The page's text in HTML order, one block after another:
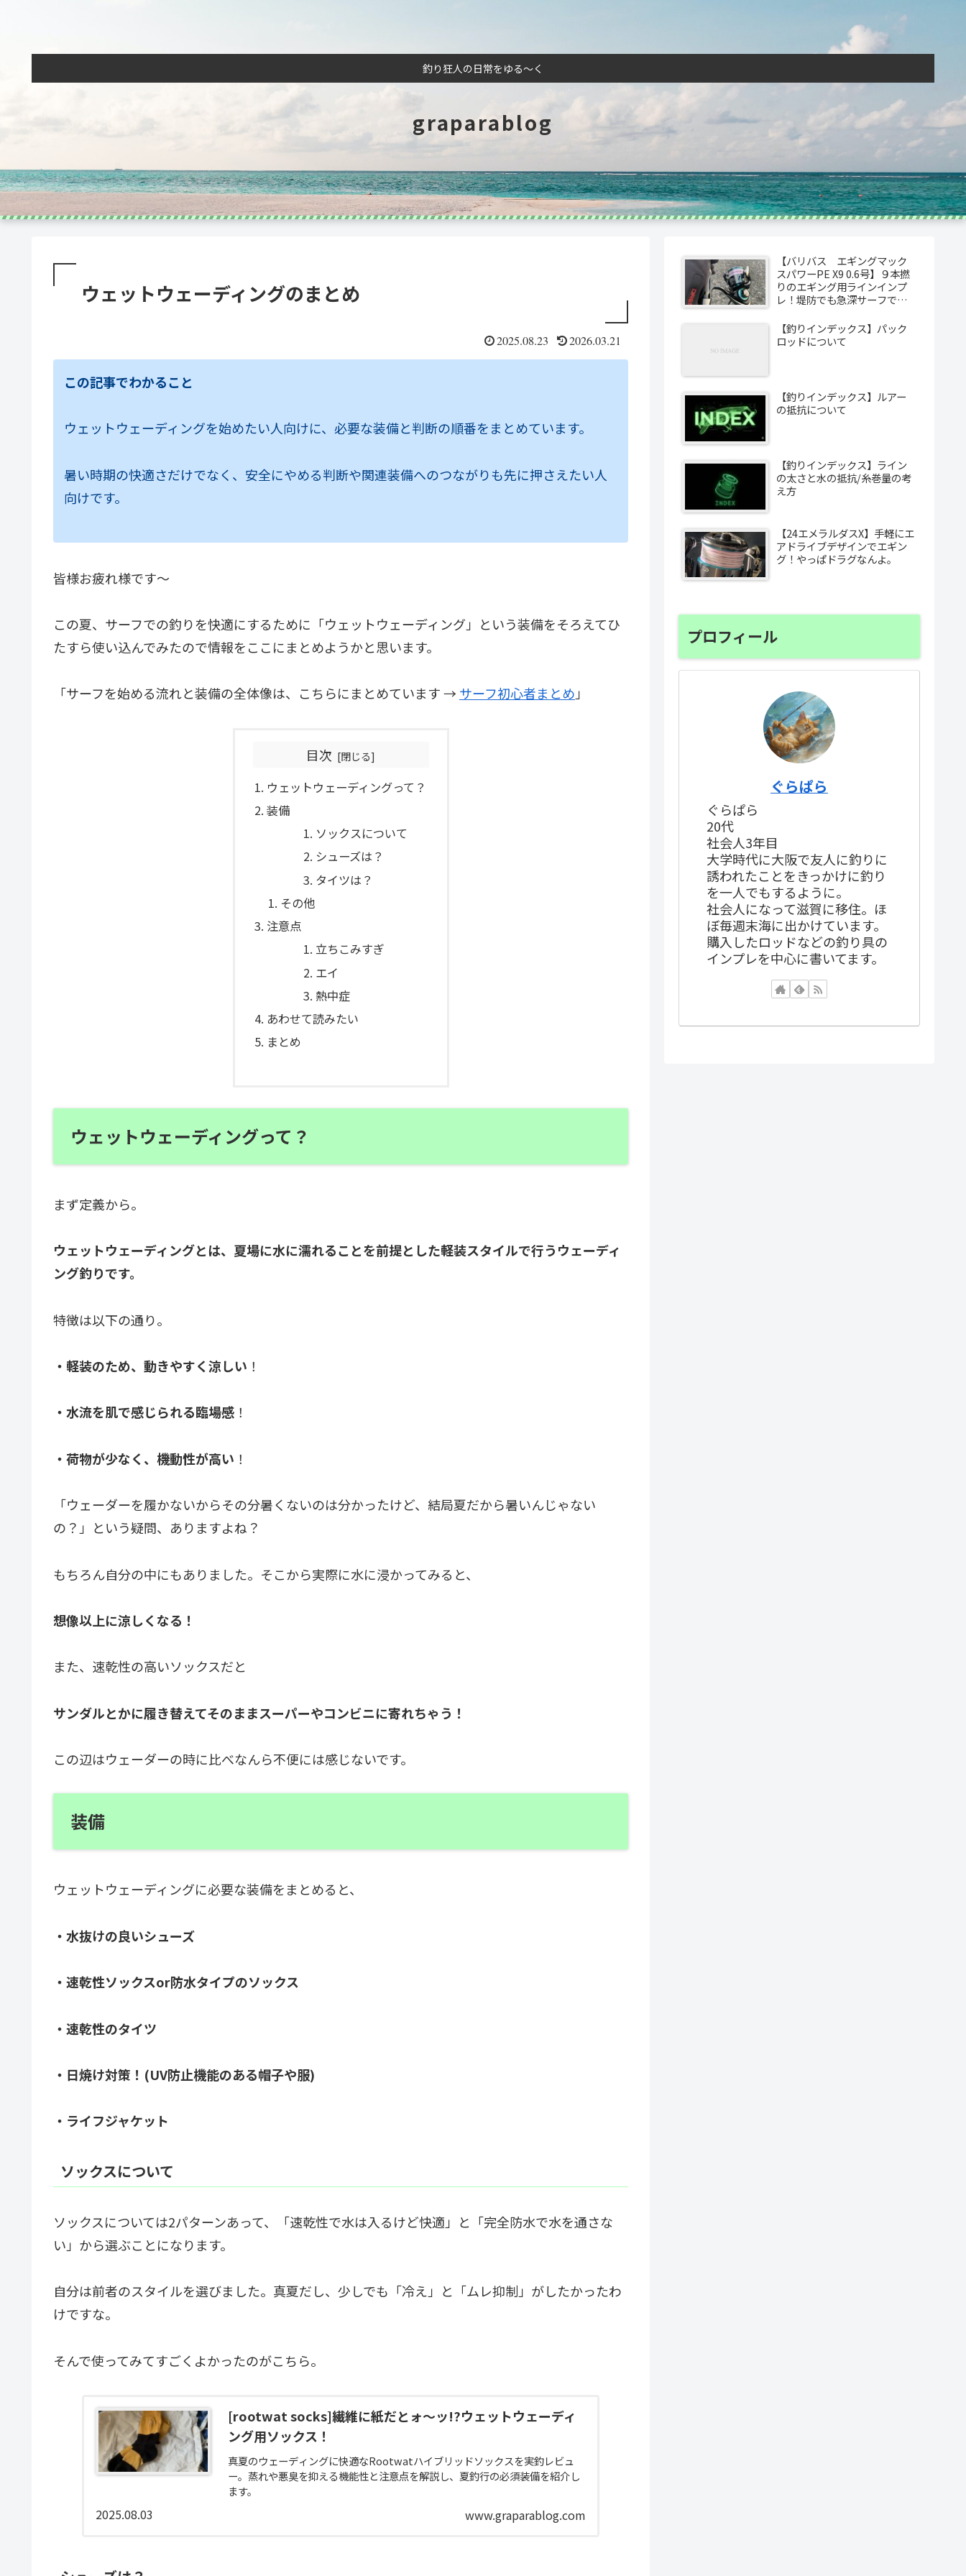
釣り狂人の日常をゆる～く
graparablog
ウェットウェーディングのまとめ
2025.08.23 2026.03.21
この記事でわかること
ウェットウェーディングを始めたい人向けに、必要な装備と判断の順番をまとめています。
暑い時期の快適さだけでなく、安全にやめる判断や関連装備へのつながりも先に押さえたい人
向けです。
皆様お疲れ様です～
この夏、サーフでの釣りを快適にするために「ウェットウェーディング」という装備をそろえてひ
たすら使い込んでみたので情報をここにまとめようかと思います。
「サーフを始める流れと装備の全体像は、こちらにまとめています → サーフ初心者まとめ」
目次
ウェットウェーディングって？
装備
ソックスについて
シューズは？
タイツは？
その他
注意点
立ちこみすぎ
エイ
熱中症
あわせて読みたい
まとめ
ウェットウェーディングって？
まず定義から。
ウェットウェーディングとは、夏場に水に濡れることを前提とした軽装スタイルで行うウェーディ
ング釣りです。
特徴は以下の通り。
・軽装のため、動きやすく涼しい ！
・水流を肌で感じられる臨場感 ！
・荷物が少なく、機動性が高い ！
「ウェーダーを履かないからその分暑くないのは分かったけど、結局夏だから暑いんじゃない
の？」という疑問、ありますよね？
もちろん自分の中にもありました。そこから実際に水に浸かってみると、
想像以上に涼しくなる！
また、速乾性の高いソックスだと
サンダルとかに履き替えてそのままスーパーやコンビニに寄れちゃう！
この辺はウェーダーの時に比べなんら不便には感じないです。
装備
ウェットウェーディングに必要な装備をまとめると、
・水抜けの良いシューズ
・速乾性ソックスor防水タイプのソックス
・速乾性のタイツ
・日焼け対策！(UV防止機能のある帽子や服)
・ライフジャケット
ソックスについて
ソックスについては2パターンあって、「速乾性で水は入るけど快適」と「完全防水で水を通さな
い」から選ぶことになります。
自分は前者のスタイルを選びました。真夏だし、少しでも「冷え」と「ムレ抑制」がしたかったわ
けですな。
そんで使ってみてすごくよかったのがこちら。
[rootwat socks]繊維に紙だとォ～ッ!?ウェットウェーディ
ング用ソックス！
真夏のウェーディングに快適なRootwatハイブリッドソックスを実釣レビュ
ー。蒸れや悪臭を抑える機能性と注意点を解説し、夏釣行の必須装備を紹介し
ます。
www.graparablog.com
2025.08.03
【バリバス エギングマック
スパワーPE X9 0.6号】９本撚
りのエギング用ラインインプ
レ！堤防でも急深サーフで
【釣りインデックス】パック
ロッドについて
【釣りインデックス】ルアー
の抵抗について
【釣りインデックス】ライン
の太さと水の抵抗/糸巻量の考
え方
【24エメラルダスX】手軽にエ
アドライブデザインでエギン
グ！やっぱドラグなんよ。
プロフィール
ぐらぱら
ぐらぱら
20代
社会人3年目
大学時代に大阪で友人に釣りに
誘われたことをきっかけに釣り
を一人でもするように。
社会人になって滋賀に移住。ほ
ぼ毎週末海に出かけています。
購入したロッドなどの釣り具の
インプレを中心に書いてます。